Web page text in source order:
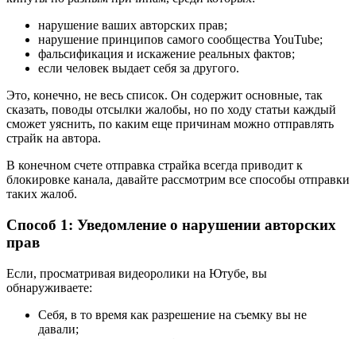
нарушение ваших авторских прав;
нарушение принципов самого сообщества YouTube;
фальсификация и искажение реальных фактов;
если человек выдает себя за другого.
Это, конечно, не весь список. Он содержит основные, так
сказать, поводы отсылки жалобы, но по ходу статьи каждый
сможет уяснить, по каким еще причинам можно отправлять
страйк на автора.
В конечном счете отправка страйка всегда приводит к
блокировке канала, давайте рассмотрим все способы отправки
таких жалоб.
Способ 1: Уведомление о нарушении авторских
прав
Если, просматривая видеоролики на Ютубе, вы
обнаруживаете:
Себя, в то время как разрешение на съемку вы не
давали;